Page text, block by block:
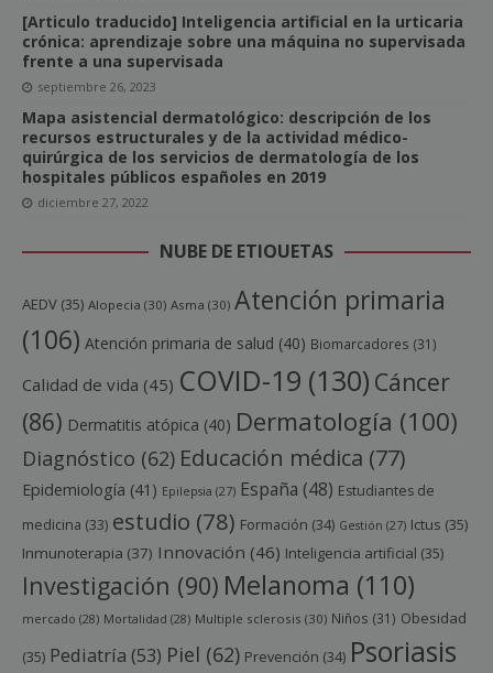
[Articulo traducido] Inteligencia artificial en la urticaria
crónica: aprendizaje sobre una máquina no supervisada
frente a una supervisada
septiembre 26, 2023
Mapa asistencial dermatológico: descripción de los
recursos estructurales y de la actividad médico-
quirúrgica de los servicios de dermatología de los
hospitales públicos españoles en 2019
diciembre 27, 2022
NUBE DE ETIQUETAS
AEDV (35) Alopecia (30) Asma (30) Atención primaria
(106) Atención primaria de salud (40) Biomarcadores (31)
Calidad de vida (45) COVID-19 (130) Cáncer
(86) Dermatitis atópica (40) Dermatología (100)
Diagnóstico (62) Educación médica (77)
Epidemiología (41) Epilepsia (27) España (48) Estudiantes de
medicina (33) estudio (78) Formación (34) Gestión (27) Ictus (35)
Inmunoterapia (37) Innovación (46) Inteligencia artificial (35)
Investigación (90) Melanoma (110)
mercado (28) Mortalidad (28) Multiple sclerosis (30) Niños (31) Obesidad
(35) Pediatría (53) Piel (62) Prevención (34) Psoriasis